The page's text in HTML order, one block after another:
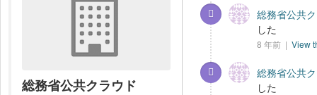
総務省公共クラウド
総務省公共
した
8 年前 | View
総務省公共
した